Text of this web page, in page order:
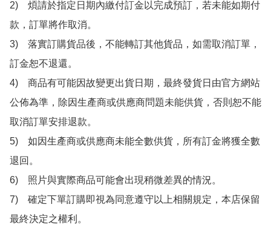
2)　煩請於指定日期內繳付訂金以完成預訂，若未能如期付
款，訂單將作取消。
3)　落實訂購貨品後，不能轉訂其他貨品，如需取消訂單，
訂金恕不退還。
4)　商品有可能因故變更出貨日期，最終發貨日由官方網站
公佈為準，除因生產商或供應商問題未能供貨，否則恕不能
取消訂單安排退款。
5)　如因生產商或供應商未能全數供貨，所有訂金將獲全數
退回。
6)　照片與實際商品可能會出現稍微差異的情況。
7)　確定下單訂購即視為同意遵守以上相關規定，本店保留
最終決定之權利。